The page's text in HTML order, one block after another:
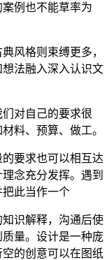
例也不能草率为
风格则束缚更多，
法融入深入认识文
对自己的要求很
料、预算、做工。
要求也可以相互达
念充分发挥。遇到
此当作一个
识解释，沟通后使
量。设计是一种庞
的创意可以在图纸